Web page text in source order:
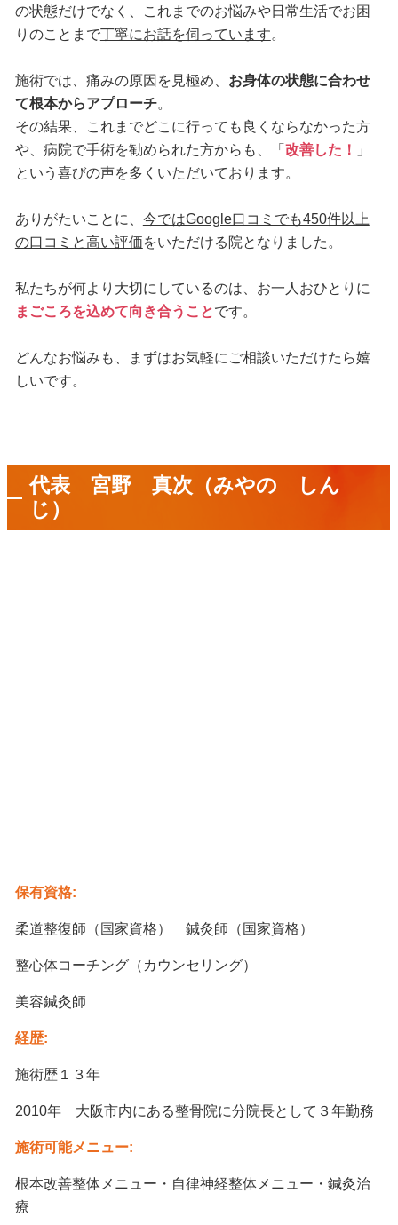
の状態だけでなく、これまでのお悩みや日常生活でお困
りのことまで丁寧にお話を伺っています。
施術では、痛みの原因を見極め、 お身体の状態に合わせ
て根本からアプローチ。
その結果、これまでどこに行っても良くならなかった方
や、病院で手術を勧められた方からも、「改善した！
」
という喜びの声を多くいただいております。
ありがたいことに、 今ではGoogle口コミでも450件以上
の口コミと高い評価をいただける院となりました。
私たちが何より大切にしているのは、お一人おひとりに
まごころを込めて向き合うことです。
どんなお悩みも、まずはお気軽にご相談いただけたら嬉
しいです。
代表 宮野 真次（みやの しん
じ）
保有資格:
柔道整復師（国家資格） 鍼灸師（国家資格）
整心体コーチング（カウンセリング）
美容鍼灸師
経歴:
施術歴１３年
2010年 大阪市内にある整骨院に分院長として３年勤務
施術可能メニュー:
根本改善整体メニュー・自律神経整体メニュー・鍼灸治
療